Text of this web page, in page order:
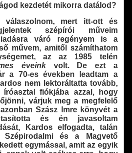
kezdetét mikorra datálod?
válaszolnom, mert itt-ott és
szépírói műveim
váró regényem is a
művem, amitől számíthatom
az az 1985 telén
éveinkvolt. De ezt a
a 70-es években leadtam a
nem lektoráltatta tovább,
íróasztal fiókjába azzal, hogy
várjuk meg a megfelelő
Szász Imre könyvét a
és én javasoltam
Kardos elfogadta, talán
és a Magvető
egymással, amit az egyik